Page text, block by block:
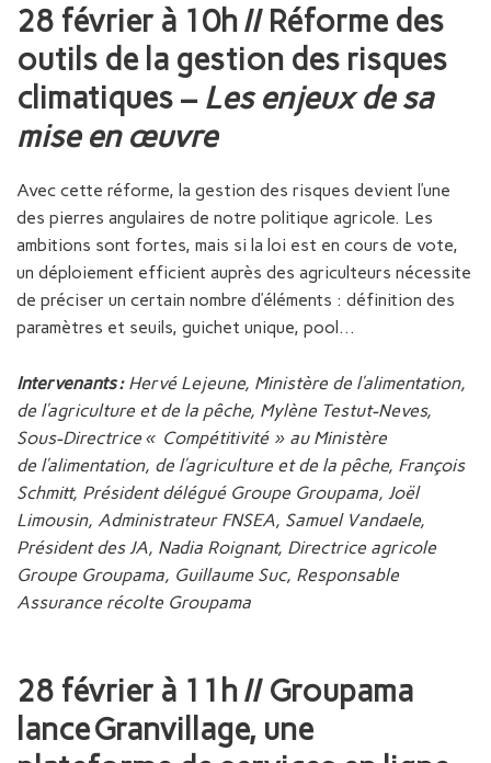
28 février à 10h // Réforme des
outils de la gestion des risques
climatiques – Les enjeux de sa
mise en œuvre
Avec cette réforme, la gestion des risques devient l’une
des pierres angulaires de notre politique agricole. Les
ambitions sont fortes, mais si la loi est en cours de vote,
un déploiement efficient auprès des agriculteurs nécessite
de préciser un certain nombre d’éléments : définition des
paramètres et seuils, guichet unique, pool…
Intervenants : Hervé Lejeune, Ministère de l’alimentation,
de l’agriculture et de la pêche, Mylène Testut-Neves,
Sous-Directrice « Compétitivité » au Ministère
de l’alimentation, de l’agriculture et de la pêche, François
Schmitt, Président délégué Groupe Groupama, Joël
Limousin, Administrateur FNSEA, Samuel Vandaele,
Président des JA, Nadia Roignant, Directrice agricole
Groupe Groupama, Guillaume Suc, Responsable
Assurance récolte Groupama
28 février à 11h // Groupama
lanceGranvillage, une